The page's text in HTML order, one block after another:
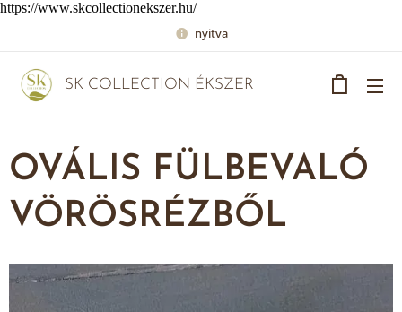
https://www.skcollectionekszer.hu/
nyitva
SK COLLECTION ÉKSZER
OVÁLIS FÜLBEVALÓ
VÖRÖSRÉZBŐL